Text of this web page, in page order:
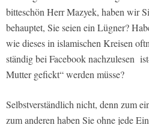
bitteschön Herr Mazyek, haben wir
behauptet, Sie seien ein Lügner?
wie dieses in islamischen Kreisen
ständig bei Facebook nachzulesen
Mutter gefickt“ werden müsse?
Selbstverständlich nicht, denn zum
zum anderen haben Sie ohne jede